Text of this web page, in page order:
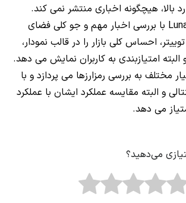
بالا،‌ هیچگونه اخباری منتشر نمی‌ کند.
سایت LunarCrush.com با بررسی اخبار مهم و جو کلی فضای
احساس کلی بازار را در قالب نمودار،
امتیازبندی به کاربران نمایش می‌ دهد.
مختلف به بررسی رمزارزها می‌ پردازد و با
و البته مقایسه عملکرد ایشان با عملکرد
می‌ دهد.
می‌دهید؟